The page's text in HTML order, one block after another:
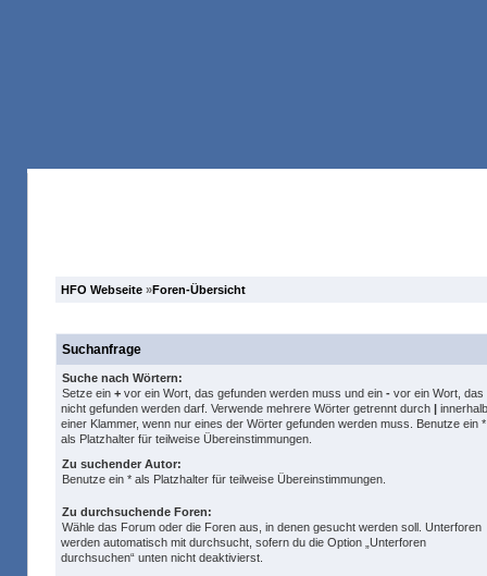
HFO Webseite »Foren-Übersicht
Suchanfrage
Suche nach Wörtern:
Setze ein + vor ein Wort, das gefunden werden muss und ein - vor ein Wort, das
nicht gefunden werden darf. Verwende mehrere Wörter getrennt durch | innerhalb
einer Klammer, wenn nur eines der Wörter gefunden werden muss. Benutze ein *
als Platzhalter für teilweise Übereinstimmungen.
Zu suchender Autor:
Benutze ein * als Platzhalter für teilweise Übereinstimmungen.
Zu durchsuchende Foren:
Wähle das Forum oder die Foren aus, in denen gesucht werden soll. Unterforen
werden automatisch mit durchsucht, sofern du die Option „Unterforen
durchsuchen“ unten nicht deaktivierst.